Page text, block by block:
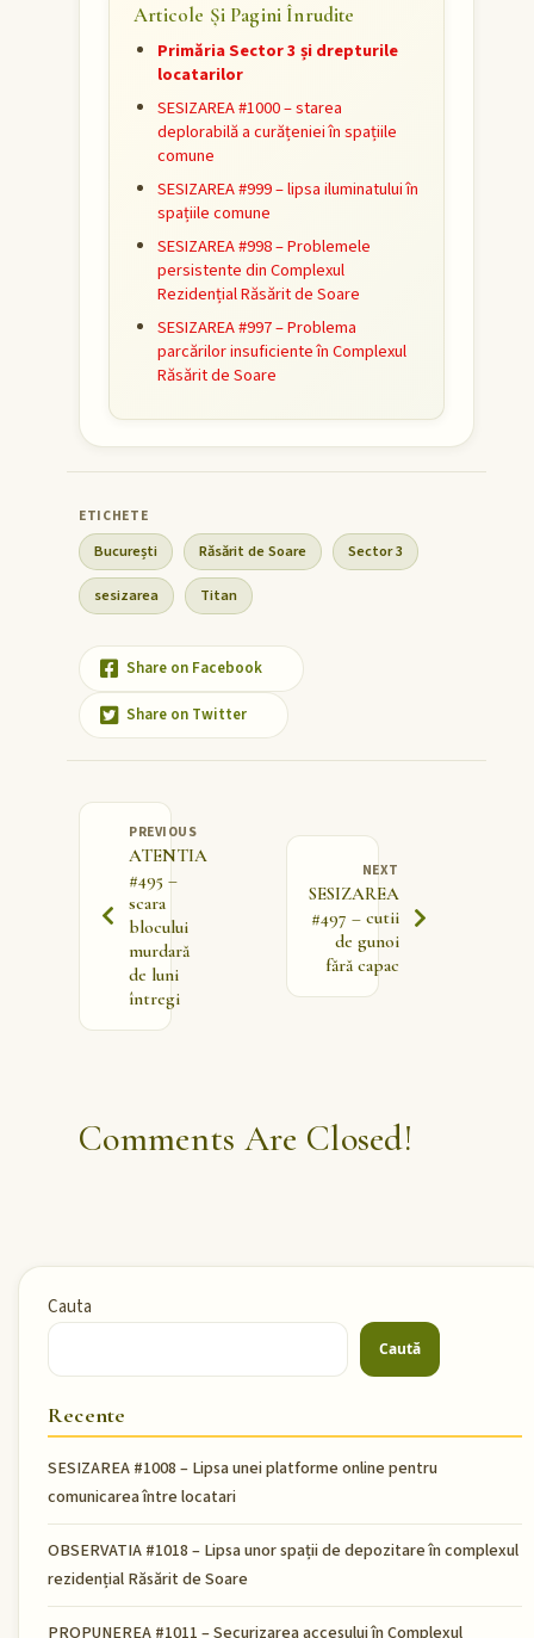
Articole Și Pagini Înrudite
Primăria Sector 3 și drepturile
locatarilor
SESIZAREA #1000 – starea
deplorabilă a curățeniei în spațiile
comune
SESIZAREA #999 – lipsa iluminatului în
spațiile comune
SESIZAREA #998 – Problemele
persistente din Complexul
Rezidențial Răsărit de Soare
SESIZAREA #997 – Problema
parcărilor insuficiente în Complexul
Răsărit de Soare
București Răsărit de Soare Sector 3
sesizarea Titan
Share on Facebook
Share on Twitter
PREVIOUS
ATENTIA
#495 –
scara
blocului
murdară
de luni
întregi
NEXT
SESIZAREA
#497 – cutii
de gunoi
fără capac
Comments Are Closed!
Cauta
Caută
Recente
SESIZAREA #1008 – Lipsa unei platforme online pentru
comunicarea între locatari
OBSERVATIA #1018 – Lipsa unor spații de depozitare în complexul
rezidențial Răsărit de Soare
PROPUNEREA #1011 – Securizarea accesului în Complexul